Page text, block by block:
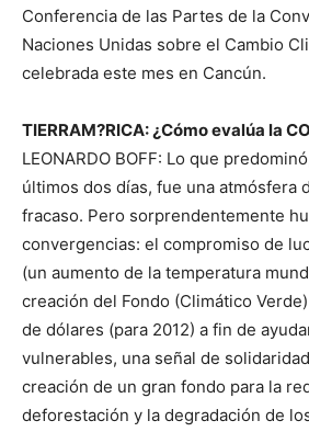
Conferencia de las Partes de la
Naciones Unidas sobre el Cambio
celebrada este mes en Cancún.
TIERRAM?RICA: ¿Cómo evalúa la
LEONARDO BOFF: Lo que
últimos dos días, fue una atmósfera
fracaso. Pero sorprendentemente
convergencias: el compromiso de
(un aumento de la temperatura
creación del Fondo (Climático
de dólares (para 2012) a fin de
vulnerables, una señal de
creación de un gran fondo para la
deforestación y la degradación de